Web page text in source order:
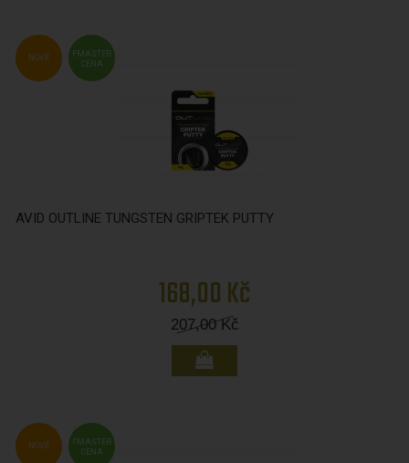
FMASTER
CENA
NOVÉ
AVID OUTLINE TUNGSTEN GRIPTEK PUTTY
168,00 Kč
207,00Kč
FMASTER
CENA
NOVÉ